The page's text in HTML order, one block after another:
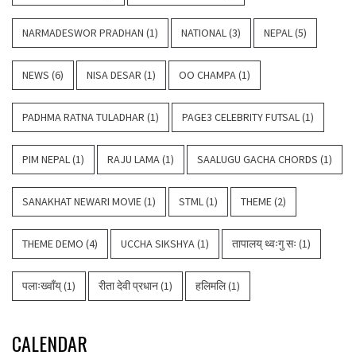
NARMADESWOR PRADHAN (1) NATIONAL(3) NEPAL(5)
NEWS (6) NISA DESAR (1) OO CHAMPA(1)
PADHMA RATNA TULADHAR (1) PAGE3 CELEBRITY FUTSAL(1)
PIM NEPAL(1) RAJU LAMA(1) SAALUGU GACHA CHORDS (1)
SANAKHAT NEWARI MOVIE(1) STML(1) THEME(2)
THEME DEMO (4) UCCHA SIKSHYA(1) तापालय् थ्वःगु सः (1)
पलाःख्वाँय्(1) रीता देवी प्रधान(1) हलिमलि(1)
CALENDAR